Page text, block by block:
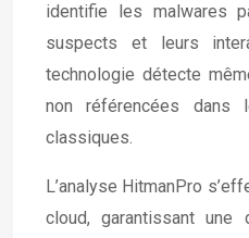
identifie les malwares
suspects et leurs
technologie détecte
non référencées dans
classiques.
L’analyse HitmanPro
cloud, garantissant une